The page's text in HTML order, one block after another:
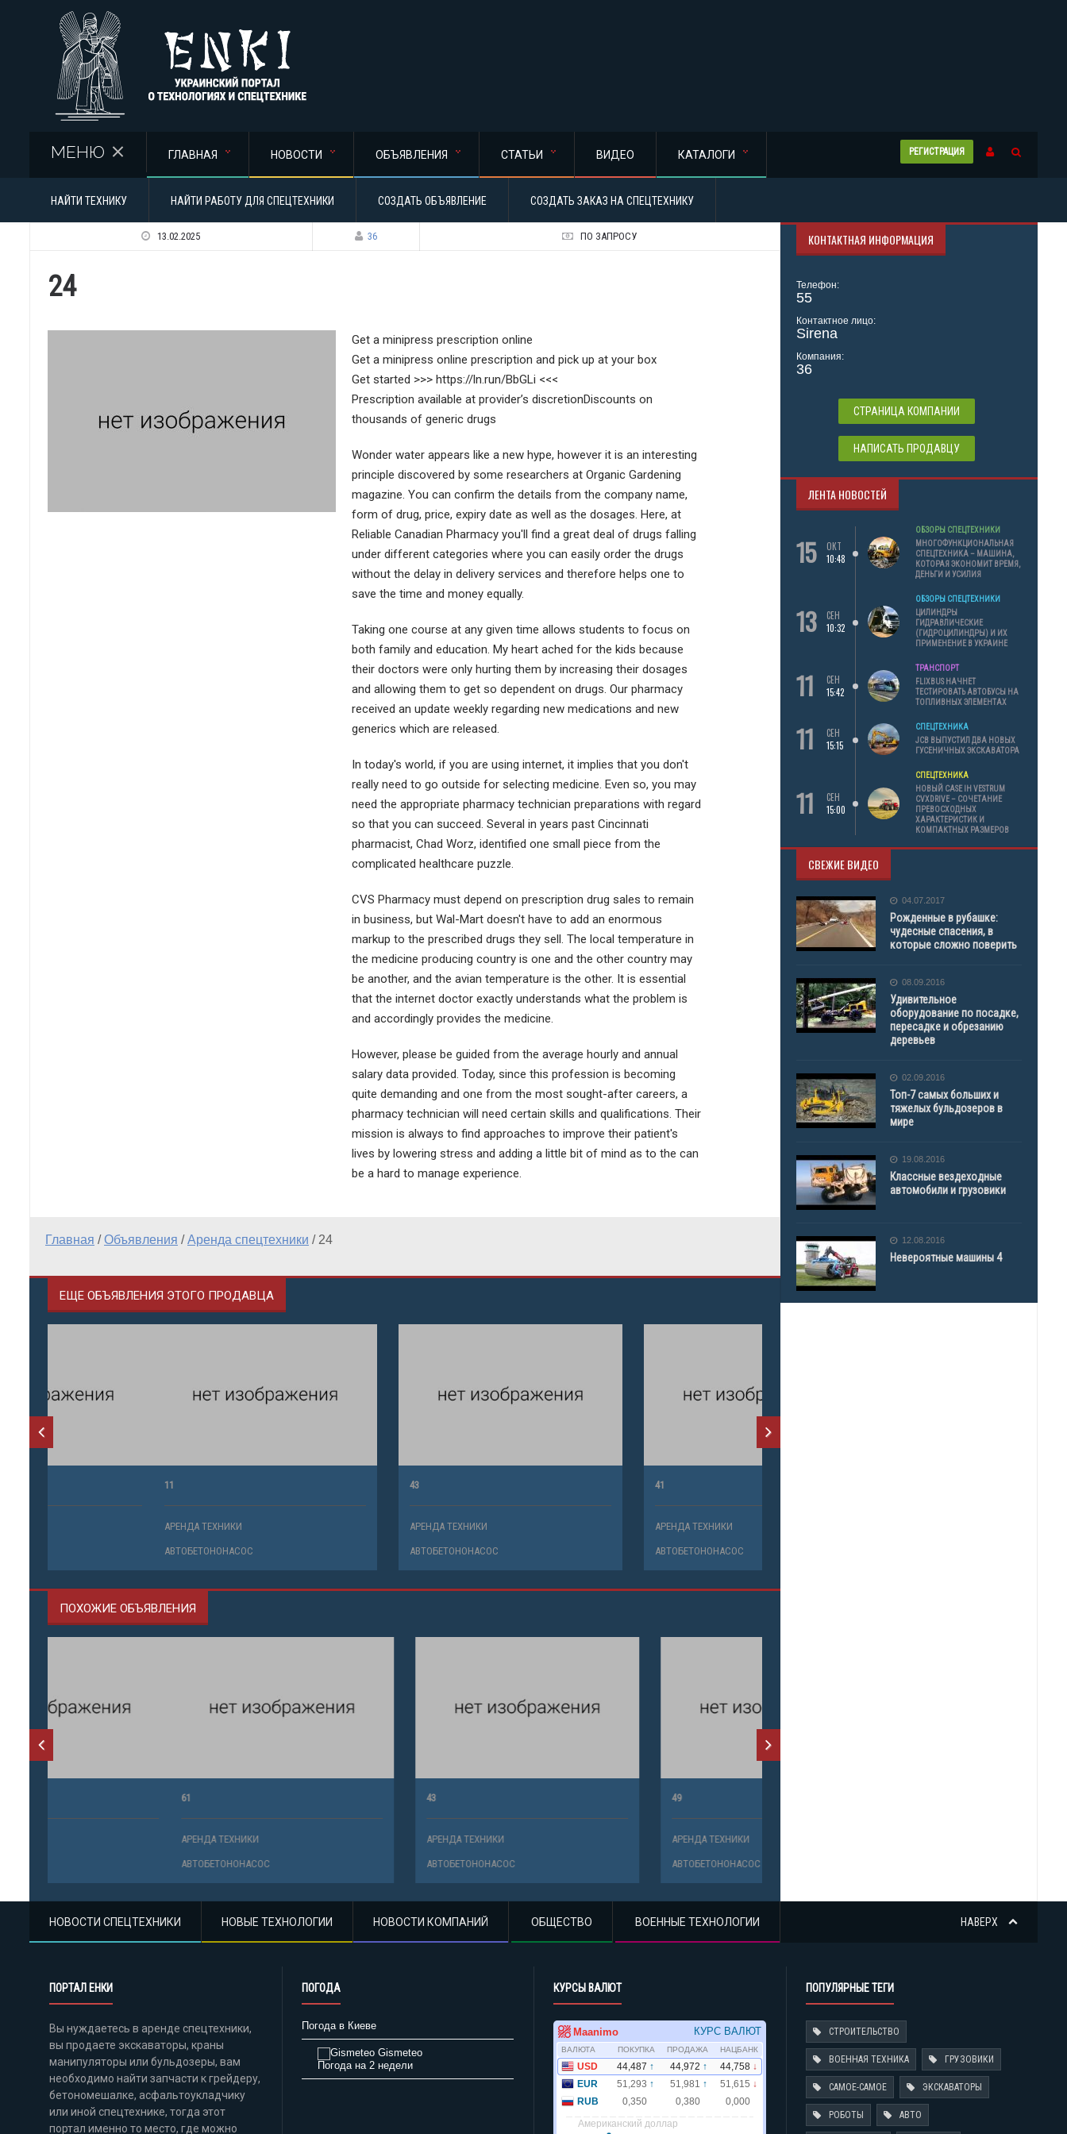
РЕГИСТРАЦИЯ
МЕНЮ ГЛАВНАЯ НОВОСТИ ОБЪЯВЛЕНИЯ СТАТЬИ ВИДЕО КАТАЛОГИ
НАЙТИ ТЕХНИКУ НАЙТИ РАБОТУ ДЛЯ СПЕЦТЕХНИКИ СОЗДАТЬ ОБЪЯВЛЕНИЕ СОЗДАТЬ ЗАКАЗ НА СПЕЦТЕХНИКУ
13.02.2025 36 ПО ЗАПРОСУ
24
Get a minipress prescription online
Get a minipress online prescription and pick up at your box
Get started >>> https://ln.run/BbGLi <<<
Prescription available at provider’s discretionDiscounts on
thousands of generic drugs
Wonder water appears like a new hype, however it is an interesting
principle discovered by some researchers at Organic Gardening
magazine. You can confirm the details from the company name,
form of drug, price, expiry date as well as the dosages. Here, at
Reliable Canadian Pharmacy you'll find a great deal of drugs falling
under different categories where you can easily order the drugs
without the delay in delivery services and therefore helps one to
save the time and money equally.
Taking one course at any given time allows students to focus on
both family and education. My heart ached for the kids because
their doctors were only hurting them by increasing their dosages
and allowing them to get so dependent on drugs. Our pharmacy
received an update weekly regarding new medications and new
generics which are released.
In today's world, if you are using internet, it implies that you don't
really need to go outside for selecting medicine. Even so, you may
need the appropriate pharmacy technician preparations with regard
so that you can succeed. Several in years past Cincinnati
pharmacist, Chad Worz, identified one small piece from the
complicated healthcare puzzle.
CVS Pharmacy must depend on prescription drug sales to remain
in business, but Wal-Mart doesn't have to add an enormous
markup to the prescribed drugs they sell. The local temperature in
the medicine producing country is one and the other country may
be another, and the avian temperature is the other. It is essential
that the internet doctor exactly understands what the problem is
and accordingly provides the medicine.
However, please be guided from the average hourly and annual
salary data provided. Today, since this profession is becoming
quite demanding and one from the most sought-after careers, a
pharmacy technician will need certain skills and qualifications. Their
mission is always to find approaches to improve their patient's
lives by lowering stress and adding a little bit of mind as to the can
be a hard to manage experience.
Главная /Объявления /Аренда спецтехники / 24
ЕЩЕ ОБЪЯВЛЕНИЯ ЭТОГО ПРОДАВЦА
ПОХОЖИЕ ОБЪЯВЛЕНИЯ
КОНТАКТНАЯ ИНФОРМАЦИЯ
Телефон:
55
Контактное лицо:
Sirena
Компания:
36
СТРАНИЦА КОМПАНИИ
НАПИСАТЬ ПРОДАВЦУ
ЛЕНТА НОВОСТЕЙ
15
ОКТ
10:48
ОБЗОРЫ СПЕЦТЕХНИКИ
МНОГОФУНКЦИОНАЛЬНАЯ
СПЕЦТЕХНИКА – МАШИНА,
КОТОРАЯ ЭКОНОМИТ ВРЕМЯ,
ДЕНЬГИ И УСИЛИЯ
13
СЕН
10:32
ОБЗОРЫ СПЕЦТЕХНИКИ
ЦИЛИНДРЫ
ГИДРАВЛИЧЕСКИЕ
(ГИДРОЦИЛИНДРЫ) И ИХ
ПРИМЕНЕНИЕ В УКРАИНЕ
11
СЕН
15:42
ТРАНСПОРТ
FLIXBUS НАЧНЕТ
ТЕСТИРОВАТЬ АВТОБУСЫ НА
ТОПЛИВНЫХ ЭЛЕМЕНТАХ
11
СЕН
15:15
СПЕЦТЕХНИКА
JCB ВЫПУСТИЛ ДВА НОВЫХ
ГУСЕНИЧНЫХ ЭКСКАВАТОРА
11
СЕН
15:00
СПЕЦТЕХНИКА
НОВЫЙ CASE IH VESTRUM
CVXDRIVE – СОЧЕТАНИЕ
ПРЕВОСХОДНЫХ
ХАРАКТЕРИСТИК И
КОМПАКТНЫХ РАЗМЕРОВ
СВЕЖИЕ ВИДЕО
04.07.2017
Рожденные в рубашке:
чудесные спасения, в
которые сложно поверить
08.09.2016
Удивительное
оборудование по посадке,
пересадке и обрезанию
деревьев
02.09.2016
Топ-7 самых больших и
тяжелых бульдозеров в
мире
19.08.2016
Классные вездеходные
автомобили и грузовики
12.08.2016
Невероятные машины 4
НАВЕРХ
НОВОСТИ СПЕЦТЕХНИКИ НОВЫЕ ТЕХНОЛОГИИ НОВОСТИ КОМПАНИЙ ОБЩЕСТВО ВОЕННЫЕ ТЕХНОЛОГИИ
ПОРТАЛ ЕНКИ
Вы нуждаетесь в аренде спецтехники,
вы продаете экскаваторы, краны
манипуляторы или бульдозеры, вам
необходимо найти запчасти к грейдеру,
бетономешалке, асфальтоукладчику
или иной спецтехнике, тогда этот
портал именно то место, где можно
ПОГОДА
Погода в Киеве
Gismeteo
Погода на 2 недели
КУРСЫ ВАЛЮТ ПОПУЛЯРНЫЕ ТЕГИ
СТРОИТЕЛЬСТВО
ВОЕННАЯ ТЕХНИКА ГРУЗОВИКИ
САМОЕ-САМОЕ ЭКСКАВАТОРЫ
РОБОТЫ АВТО